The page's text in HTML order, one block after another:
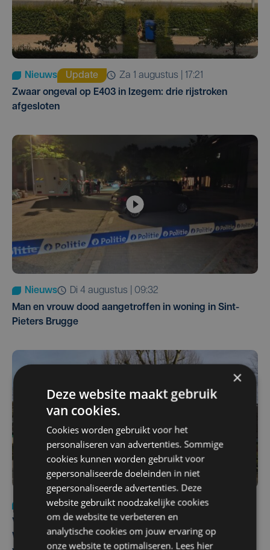
Nieuws Update
za 1 augustus | 17:21
Zwaar ongeval op E403 in Izegem: drie rijstroken
afgesloten
Nieuws
di 4 augustus | 09:32
Man en vrouw dood aangetroffen in woning in Sint-
Pieters Brugge
Nieuws
wo 5 augustus | 11:57
Vier Oostendse gynaecologen versterken dienst in AZ
West, dat ook een nieuwe voltijdse gynaecoloog
×
Deze website maakt gebruik
van cookies.
Cookies worden gebruikt voor het
personaliseren van advertenties. Sommige
cookies kunnen worden gebruikt voor
gepersonaliseerde doeleinden in niet
gepersonaliseerde advertenties. Deze
website gebruikt noodzakelijke cookies
om de website te verbeteren en
analytische cookies om jouw ervaring op
onze website te optimaliseren. Lees hier